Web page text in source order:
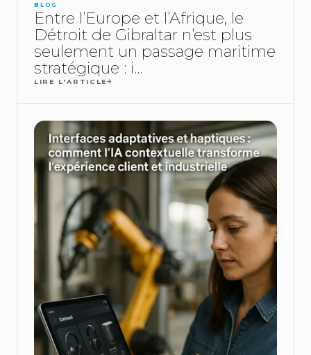
BLOG
Entre l’Europe et l’Afrique, le
Détroit de Gibraltar n’est plus
seulement un passage maritime
stratégique : i...
LIRE L'ARTICLE